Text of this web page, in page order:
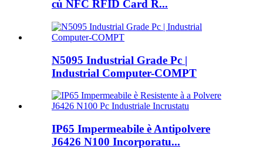
cù NFC RFID Card R...
N5095 Industrial Grade Pc |
Industrial Computer-COMPT
IP65 Impermeabile è Antipolvere
J6426 N100 Incorporatu...